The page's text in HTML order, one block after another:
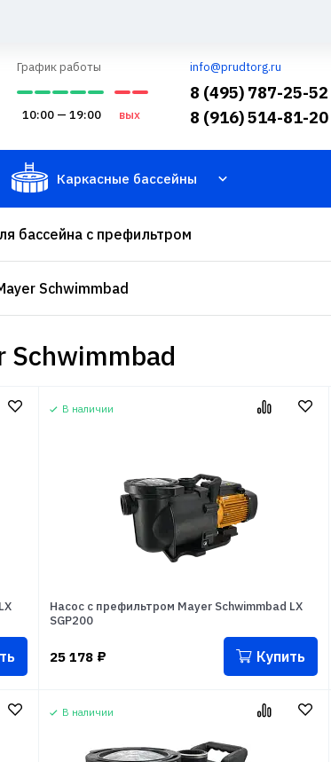
График работы
10:00 — 19:00 вых
info@prudtorg.ru
8 (495) 787-25-52
8 (916) 514-81-20
Каркасные бассейны
бассейна с префильтром
Schwimmbad
Schwimmbad
В наличии
Насос с префильтром Mayer Schwimmbad LX
SGP200
25 178 ₽ Купить
В наличии